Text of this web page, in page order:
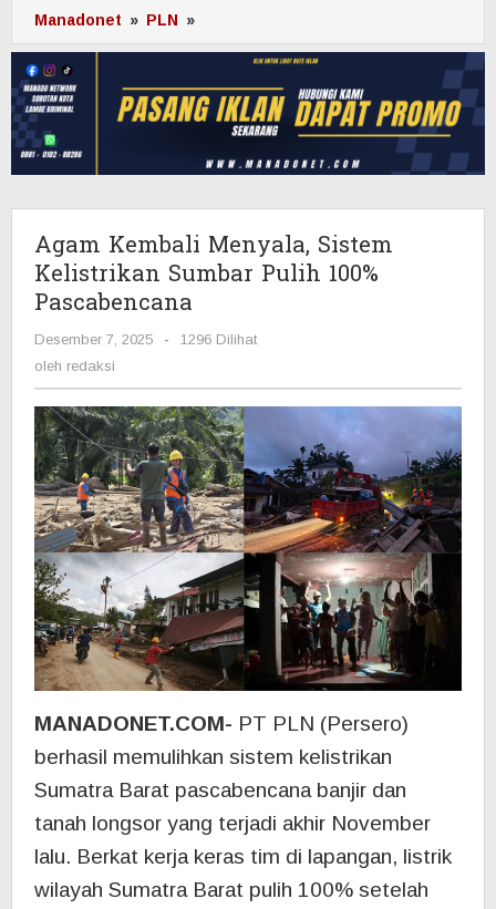
Manadonet » PLN »
Kembali
Menyala,
Sistem
Kelistrikan
Sumbar
Pulih
Pascabencana
Agam Kembali Menyala, Sistem
Kelistrikan Sumbar Pulih 100%
Pascabencana
Desember 7, 2025
oleh
-
1296 Dilihat
oleh redaksi
MANADONET.COM- PT PLN (Persero)
berhasil memulihkan sistem kelistrikan
Sumatra Barat pascabencana banjir dan
tanah longsor yang terjadi akhir November
lalu. Berkat kerja keras tim di lapangan, listrik
wilayah Sumatra Barat pulih 100% setelah